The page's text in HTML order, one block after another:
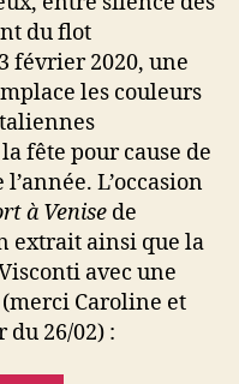
du flot
février 2020, une
les couleurs
fête pour cause de
L’occasion
à Venise de
extrait ainsi que la
avec une
Caroline et
du 26/02) :